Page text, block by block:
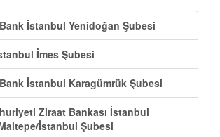
İstanbul Yenidoğan Şubesi
İmes Şubesi
İstanbul Karagümrük Şubesi
Ziraat Bankası İstanbul
İstanbul Şubesi